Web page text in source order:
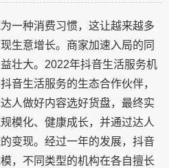
一种消费习惯，这让越来越多
生意增长。商家加速入局的同
壮大。2022年抖音生活服务机
音生活服务的生态合作伙伴，
人做好内容选好货盘，最终实
模化、健康成长，并通过达人
变现。经过一年的发展，抖音
，不同类型的机构在各自擅长